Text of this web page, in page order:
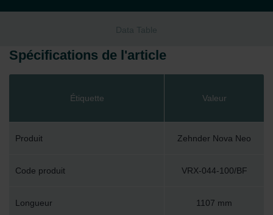
Data Table
Spécifications de l'article
Étiquette Valeur
Produit Zehnder Nova Neo
Code produit VRX-044-100/BF
Longueur 1107 mm